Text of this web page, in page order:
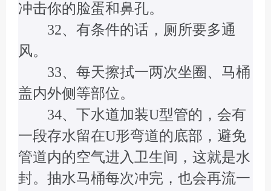
冲击你的脸蛋和鼻孔。
32、有条件的话，厕所要多通
风。
33、每天擦拭一两次坐圈、马桶
盖内外侧等部位。
34、下水道加装U型管的，会有
一段存水留在U形弯道的底部，避免
管道内的空气进入卫生间，这就是水
封。抽水马桶每次冲完，也会再流一